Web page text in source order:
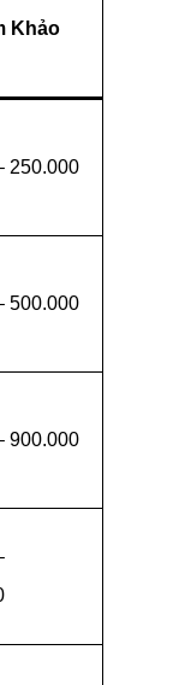
Khảo
250.000
500.000
900.000